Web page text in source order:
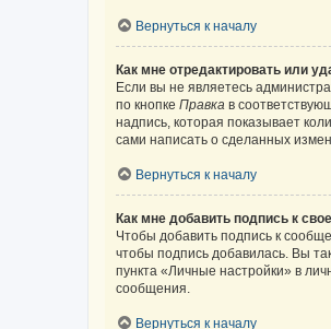
Вернуться к началу
Как мне отредактировать или
Если вы не являетесь
по кнопке Правка в
надпись, которая показывает
сами написать о сделанных
Вернуться к началу
Как мне добавить подпись к
Чтобы добавить подпись к
чтобы подпись добавилась. Вы
пункта «Личные настройки» в
сообщения.
Вернуться к началу